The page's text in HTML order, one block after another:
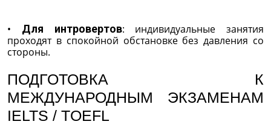
• Для интровертов: индивидуальные занятия
проходят в спокойной обстановке без давления со
стороны.
ПОДГОТОВКА К
МЕЖДУНАРОДНЫМ ЭКЗАМЕНАМ
IELTS / TOEFL